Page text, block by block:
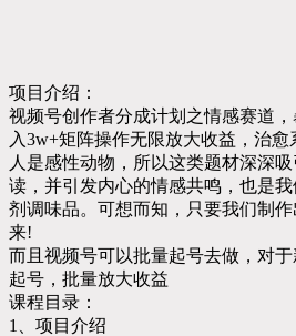
项目介绍：
视频号创作者分成计划之情感赛道
入3w+矩阵操作无限放大收益，治
人是感性动物，所以这类题材深深
读，并引发内心的情感共鸣，也是
剂调味品。可想而知，只要我们制
来!
而且视频号可以批量起号去做，对
起号，批量放大收益
课程目录：
1、项目介绍